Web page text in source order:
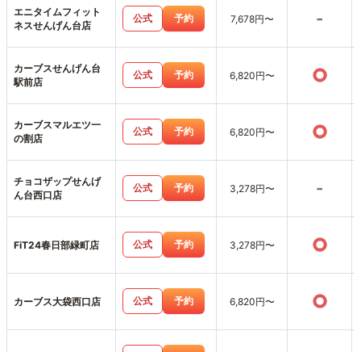
エニタイムフィット
ネスせんげん台店
公式 予約 7,678円〜 -
カーブスせんげん台
駅前店
公式 予約 6,820円〜 ○
カーブスマルエツ一
の割店
公式 予約 6,820円〜 ○
チョコザップせんげ
ん台西口店
公式 予約 3,278円〜 -
FiT24春日部緑町店 公式 予約 3,278円〜 ○
カーブス大袋西口店 公式 予約 6,820円〜 ○